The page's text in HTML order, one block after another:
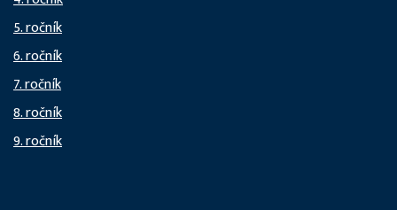
5. ročník
6. ročník
7. ročník
8. ročník
9. ročník